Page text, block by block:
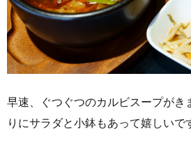
早速、ぐつぐつのカルビスープがき
りにサラダと小鉢もあって嬉しいで